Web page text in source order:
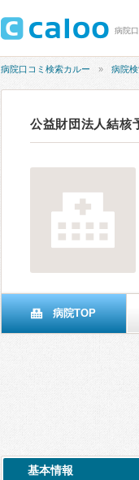
病院
病院口コミ検索カルー 病院
公益財団法人結核
病院TOP
基本情報